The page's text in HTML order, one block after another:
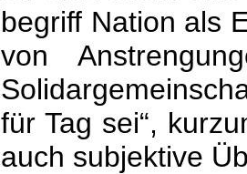
begriff Nation als
von
für Tag sei“,
auch subjektive